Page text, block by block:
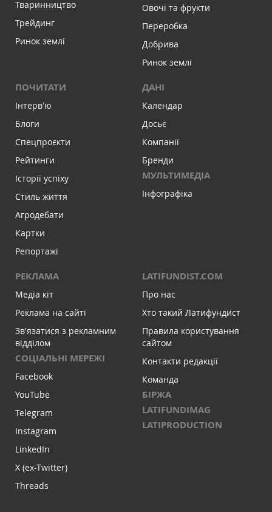
Тваринництво
Трейдинг
Ринок землі
Овочі та фрукти
Переробка
Добрива
Ринок землі
ПОЧИТАТИ
Інтервʼю
Блоги
Спецпроєкти
Рейтинги
Історії успіху
Стиль життя
Агродебати
Картки
Репортажі
ДАНІ
Календар
Досьє
Компанії
Бренди
МУЛЬТИМЕДІА
Інфографіка
РЕКЛАМА
Медіа кіт
Реклама на сайті
Зв'язатися з рекламним
відділом
СОЦІАЛЬНІ МЕРЕЖІ
Facebook
YouTube
Telegram
Instagram
LinkedIn
X (ex-Twitter)
Threads
LATIFUNDIST.COM
Про нас
Хто такий Латифундист
Правила користування
сайтом
Контакти редакції
Команда
БІРЖА
LATIFUNDIMAG
LATIPRODUCTION